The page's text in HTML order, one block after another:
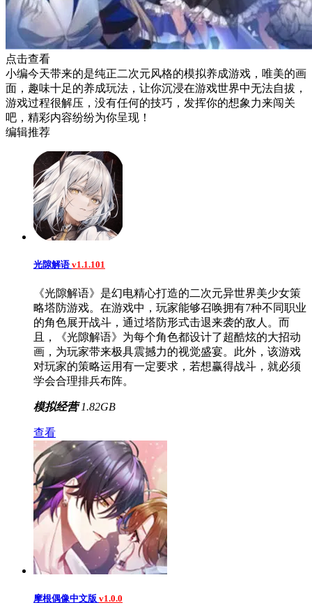
点击查看
小编今天带来的是纯正二次元风格的模拟养成游戏，唯美的画
面，趣味十足的养成玩法，让你沉浸在游戏世界中无法自拔，
游戏过程很解压，没有任何的技巧，发挥你的想象力来闯关
吧，精彩内容纷纷为你呈现！
编辑推荐
光隙解语 v1.1.101
《光隙解语》是幻电精心打造的二次元异世界美少女策
略塔防游戏。在游戏中，玩家能够召唤拥有7种不同职业
的角色展开战斗，通过塔防形式击退来袭的敌人。而
且，《光隙解语》为每个角色都设计了超酷炫的大招动
画，为玩家带来极具震撼力的视觉盛宴。此外，该游戏
对玩家的策略运用有一定要求，若想赢得战斗，就必须
学会合理排兵布阵。
模拟经营 1.82GB
查看
摩根偶像中文版 v1.0.0